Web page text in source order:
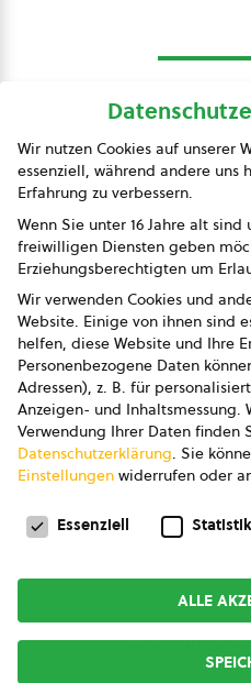
AGB
AGB
Copyright ©
Wir nutzen Cookies auf unserer
essenziell, während andere uns
Erfahrung zu verbessern.
Wenn Sie unter 16 Jahre alt
freiwilligen Diensten geben
Erziehungsberechtigten um
Wir verwenden Cookies und
Website. Einige von ihnen sind
helfen, diese Website und Ihre
Personenbezogene Daten
Adressen), z. B. für
Anzeigen- und Inhaltsmessung.
Verwendung Ihrer Daten finden
Datenschutzerklärung. Sie
Einstellungen widerrufen oder
Datenschutzeinstellungen
Essenziell
ALLE